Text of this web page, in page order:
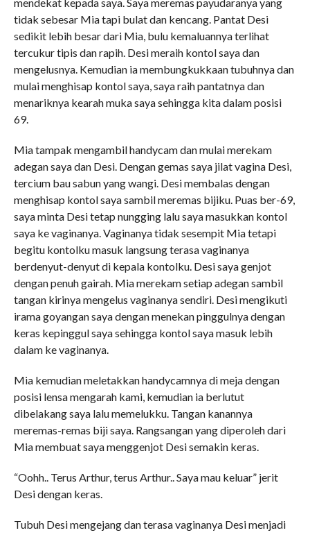
tidak sebesar Mia tapi bulat dan kencang. Pantat Desi
sedikit lebih besar dari Mia, bulu kemaluannya terlihat
tercukur tipis dan rapih. Desi meraih kontol saya dan
mengelusnya. Kemudian ia membungkukkaan tubuhnya dan
mulai menghisap kontol saya, saya raih pantatnya dan
menariknya kearah muka saya sehingga kita dalam posisi
69.
Mia tampak mengambil handycam dan mulai merekam
adegan saya dan Desi. Dengan gemas saya jilat vagina Desi,
tercium bau sabun yang wangi. Desi membalas dengan
menghisap kontol saya sambil meremas bijiku. Puas ber-69,
saya minta Desi tetap nungging lalu saya masukkan kontol
saya ke vaginanya. Vaginanya tidak sesempit Mia tetapi
begitu kontolku masuk langsung terasa vaginanya
berdenyut-denyut di kepala kontolku. Desi saya genjot
dengan penuh gairah. Mia merekam setiap adegan sambil
tangan kirinya mengelus vaginanya sendiri. Desi mengikuti
irama goyangan saya dengan menekan pinggulnya dengan
keras kepinggul saya sehingga kontol saya masuk lebih
dalam ke vaginanya.
Mia kemudian meletakkan handycamnya di meja dengan
posisi lensa mengarah kami, kemudian ia berlutut
dibelakang saya lalu memelukku. Tangan kanannya
meremas-remas biji saya. Rangsangan yang diperoleh dari
Mia membuat saya menggenjot Desi semakin keras.
“Oohh.. Terus Arthur, terus Arthur.. Saya mau keluar” jerit
Desi dengan keras.
Tubuh Desi mengejang dan terasa vaginanya Desi menjadi